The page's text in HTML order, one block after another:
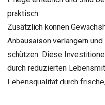
praktisch.
Zusätzlich können
Anbausaison verlängern
schützen. Diese
durch reduzierten
Lebensqualität durch